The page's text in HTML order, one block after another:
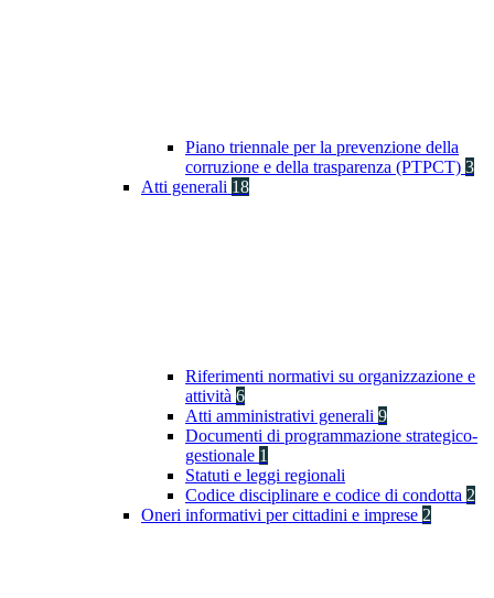
Piano triennale per la prevenzione della
corruzione e della trasparenza (PTPCT) 3
Atti generali 18
Riferimenti normativi su organizzazione e
attività 6
Atti amministrativi generali 9
Documenti di programmazione strategico-
gestionale 1
Statuti e leggi regionali
Codice disciplinare e codice di condotta 2
Oneri informativi per cittadini e imprese 2